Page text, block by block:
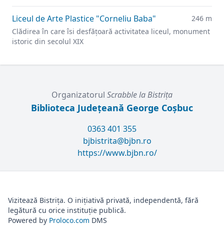
Liceul de Arte Plastice "Corneliu Baba"
246 m
Clădirea în care îsi desfățoară activitatea liceul, monument
istoric din secolul XIX
Organizatorul Scrabble la Bistriţa
Biblioteca Județeană George Coșbuc
0363 401 355
bjbistrita@bjbn.ro
https://www.bjbn.ro/
Vizitează Bistrița. O inițiativă privată, independentă, fără
legătură cu orice instituție publică.
Powered by Proloco.com DMS